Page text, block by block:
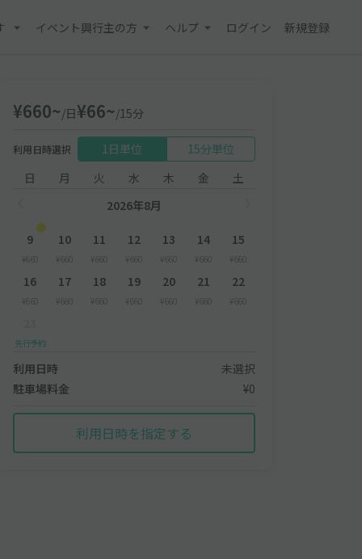
イベント興行主の方 ヘルプ ログイン 新規登録
¥660~/日¥66~/15分
利用日時選択 1日単位
15分単位
日
月 火 水 木 金
土
2026年8月
9
¥660
10
¥660
11
¥660
12
¥660
13
¥660
14
¥660
15
¥660
16
¥660
17
¥660
18
¥660
19
¥660
20
¥660
21
¥660
22
¥660
先行予約
利用日時
未選択
駐車場料金
¥0
利用日時を指定する